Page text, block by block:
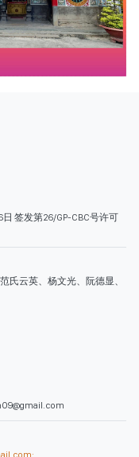
签发第26/GP-CBC号许可
氏云英、杨文光、阮德显、